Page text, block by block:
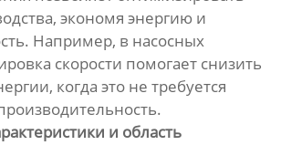
экономя энергию и
Например, в насосных
скорости помогает снизить
когда это не требуется
и область